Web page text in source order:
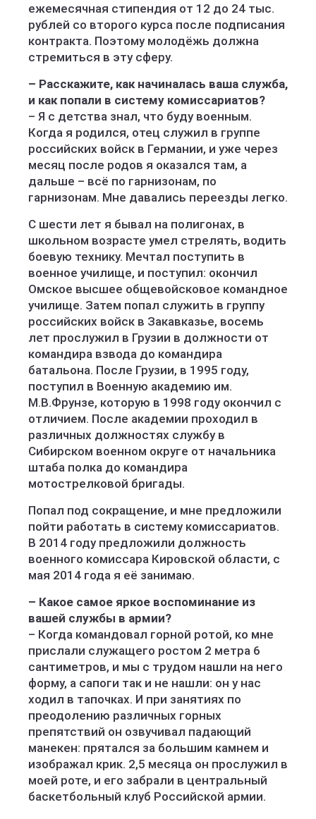
ежемесячная стипендия от 12 до 24 тыс.
рублей со второго курса после подписания
контракта. Поэтому молодёжь должна
стремиться в эту сферу.
– Расскажите, как начиналась ваша служба,
и как попали в систему комиссариатов?
– Я с детства знал, что буду военным.
Когда я родился, отец служил в группе
российских войск в Германии, и уже через
месяц после родов я оказался там, а
дальше – всё по гарнизонам, по
гарнизонам. Мне давались переезды легко.
С шести лет я бывал на полигонах, в
школьном возрасте умел стрелять, водить
боевую технику. Мечтал поступить в
военное училище, и поступил: окончил
Омское высшее общевойсковое командное
училище. Затем попал служить в группу
российских войск в Закавказье, восемь
лет прослужил в Грузии в должности от
командира взвода до командира
батальона. После Грузии, в 1995 году,
поступил в Военную академию им.
М.В.Фрунзе, которую в 1998 году окончил с
отличием. После академии проходил в
различных должностях службу в
Сибирском военном округе от начальника
штаба полка до командира
мотострелковой бригады.
Попал под сокращение, и мне предложили
пойти работать в систему комиссариатов.
В 2014 году предложили должность
военного комиссара Кировской области, с
мая 2014 года я её занимаю.
– Какое самое яркое воспоминание из
вашей службы в армии?
– Когда командовал горной ротой, ко мне
прислали служащего ростом 2 метра 6
сантиметров, и мы с трудом нашли на него
форму, а сапоги так и не нашли: он у нас
ходил в тапочках. И при занятиях по
преодолению различных горных
препятствий он озвучивал падающий
манекен: прятался за большим камнем и
изображал крик. 2,5 месяца он прослужил в
моей роте, и его забрали в центральный
баскетбольный клуб Российской армии.